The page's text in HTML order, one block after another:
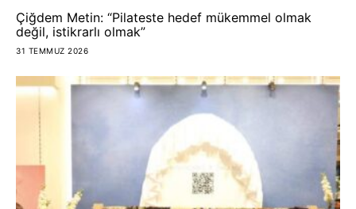
Çiğdem Metin: “Pilateste hedef mükemmel olmak
değil, istikrarlı olmak”
31 TEMMUZ 2026